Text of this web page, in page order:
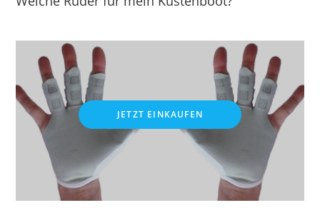
JETZT EINKAUFEN